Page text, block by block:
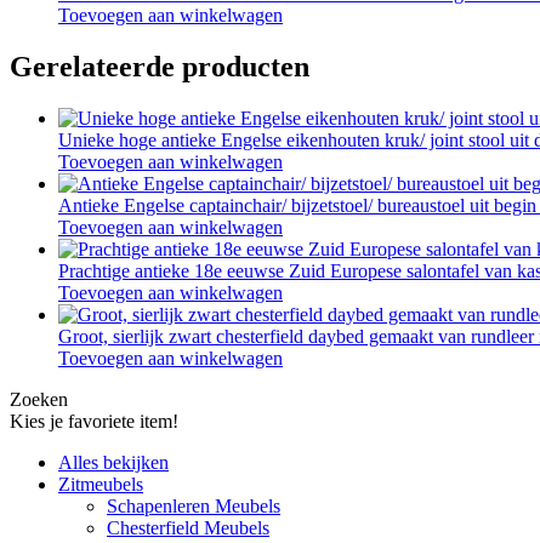
Toevoegen aan winkelwagen
Gerelateerde producten
Unieke hoge antieke Engelse eikenhouten kruk/ joint stool uit
Toevoegen aan winkelwagen
Antieke Engelse captainchair/ bijzetstoel/ bureaustoel uit
Toevoegen aan winkelwagen
Prachtige antieke 18e eeuwse Zuid Europese salontafel van
Toevoegen aan winkelwagen
Groot, sierlijk zwart chesterfield daybed gemaakt van
Toevoegen aan winkelwagen
Zoeken
Kies je favoriete item!
Alles bekijken
Zitmeubels
Schapenleren Meubels
Chesterfield Meubels